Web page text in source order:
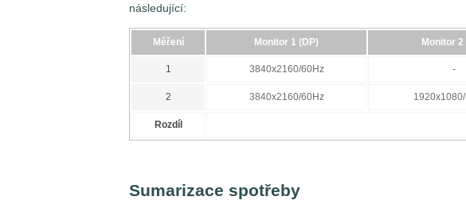
následující:
Měření Monitor 1 (DP) Monitor 2
1 3840x2160/60Hz -
2 3840x2160/60Hz
Rozdíl
Sumarizace spotřeby